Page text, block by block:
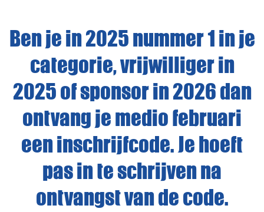
Ben je in 2025 nummer 1 in je
categorie, vrijwilliger in
2025 of sponsor in 2026 dan
ontvang je medio februari
een inschrijfcode. Je hoeft
pas in te schrijven na
ontvangst van de code.